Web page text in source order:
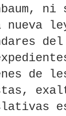
nueva
de